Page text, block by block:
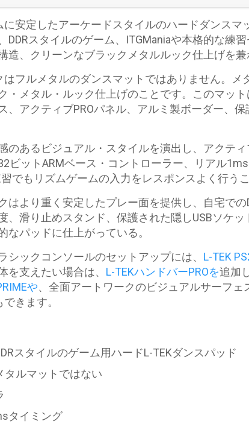
ラ
ッ
ク
個
安定したアーケードスタイルのハードダンスマ
DDRスタイルのゲーム、ITGManiaや本格的な練
、クリーンなブラックメタルルック仕上げを兼
はフルメタルのダンスマットではありません。メ
・メタル・ルック仕上げのことです。このマット
アクティブPROパネル、アルミ製ボーダー、保
のあるビジュアル・スタイルを演出し、アクテ
ットARMベース・コントローラー、リアル1ms
でもリズムゲームの入力をレスポンスよく行うこ
より重く安定したプレー面を提供し、自宅での
、滑り止めスタンド、保護された隠しUSBソケッ
パッドに仕上がっている。
シックコンソールのセットアップには、 L-TEK
を支えたい場合は、 L-TEKハンドバーPROを追加
や、全面アートワークのビジュアルサーフェ
きます。
スタイルのゲーム用ハードL-TEKダンスパッド
タルマットではない
タイミング